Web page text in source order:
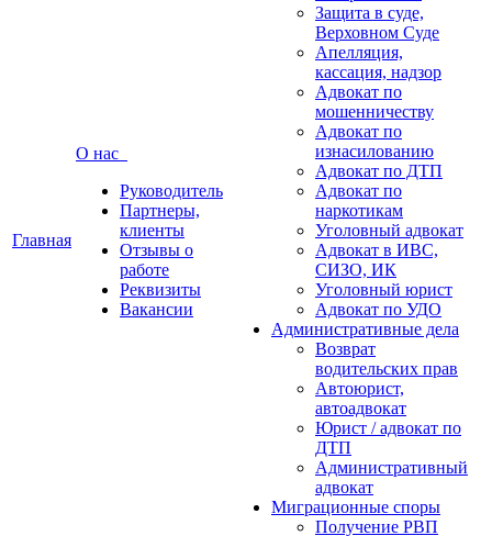
Главная
О нас
Руководитель
Партнеры,
клиенты
Отзывы о
работе
Реквизиты
Вакансии
Защита в суде,
Верховном Суде
Апелляция,
кассация, надзор
Адвокат по
мошенничеству
Адвокат по
изнасилованию
Адвокат по ДТП
Адвокат по
наркотикам
Уголовный адвокат
Адвокат в ИВС,
СИЗО, ИК
Уголовный юрист
Адвокат по УДО
Административные дела
Возврат
водительских прав
Автоюрист,
автоадвокат
Юрист / адвокат по
ДТП
Административный
адвокат
Миграционные споры
Получение РВП